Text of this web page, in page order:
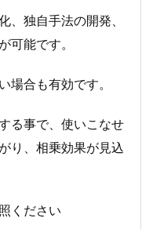
、独自手法の開発、
可能です。
場合も有効です。
る事で、使いこなせ
り、相乗効果が見込
ください